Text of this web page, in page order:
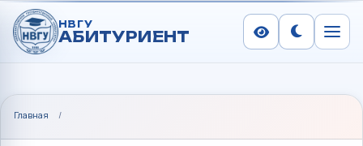
НВГУ
АБИТУРИЕНТ СменитьМеню
Главная /